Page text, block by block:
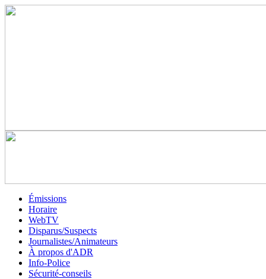
Émissions
Horaire
WebTV
Disparus/Suspects
Journalistes/Animateurs
À propos d'ADR
Info-Police
Sécurité-conseils